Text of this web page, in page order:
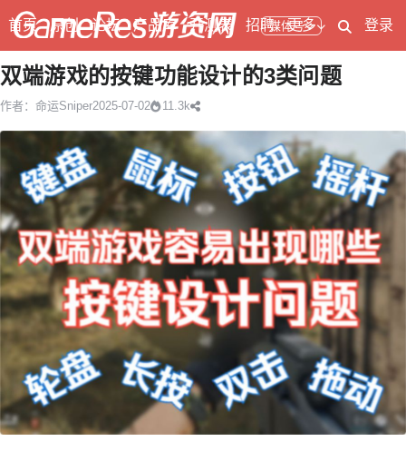
媒体号
首页 原创 论坛 产品库 开测表 招聘 更多 登录
双端游戏的按键功能设计的3类问题
作者：命运Sniper2025-07-02 11.3k